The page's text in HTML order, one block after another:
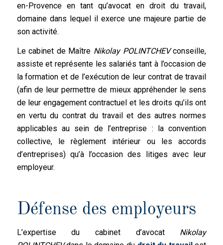
en-Provence en tant qu’avocat en droit du travail,
domaine dans lequel il exerce une majeure partie de
son activité.
Le cabinet de Maître Nikolay POLINTCHEVconseille,
assiste et représente les salariés tant à l’occasion de
la formation et de l’exécution de leur contrat de travail
(afin de leur permettre de mieux appréhender le sens
de leur engagement contractuel et les droits qu’ils ont
en vertu du contrat du travail et des autres normes
applicables au sein de l’entreprise : la convention
collective, le règlement intérieur ou les accords
d’entreprises) qu’à l’occasion des litiges avec leur
employeur.
Défense des employeurs
L’expertise du cabinet d’avocat Nikolay